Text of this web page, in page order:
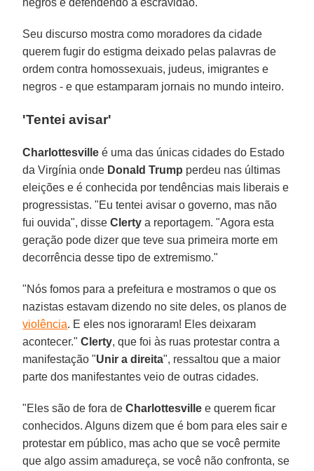
Seu discurso mostra como moradores da cidade
querem fugir do estigma deixado pelas palavras de
ordem contra homossexuais, judeus, imigrantes e
negros - e que estamparam jornais no mundo inteiro.
'Tentei avisar'
Charlottesville é uma das únicas cidades do Estado
da Virgínia onde Donald Trump perdeu nas últimas
eleições e é conhecida por tendências mais liberais e
progressistas. "Eu tentei avisar o governo, mas não
fui ouvida", disseClerty a reportagem. "Agora esta
geração pode dizer que teve sua primeira morte em
decorrência desse tipo de extremismo."
"Nós fomos para a prefeitura e mostramos o que os
nazistas estavam dizendo no site deles, os planos de
violência. E eles nos ignoraram! Eles deixaram
acontecer."Clerty, que foi às ruas protestar contra a
manifestação "Unir a direita", ressaltou que a maior
parte dos manifestantes veio de outras cidades.
"Eles são de fora deCharlottesville e querem ficar
conhecidos. Alguns dizem que é bom para eles sair e
protestar em público, mas acho que se você permite
que algo assim amadureça, se você não confronta, se